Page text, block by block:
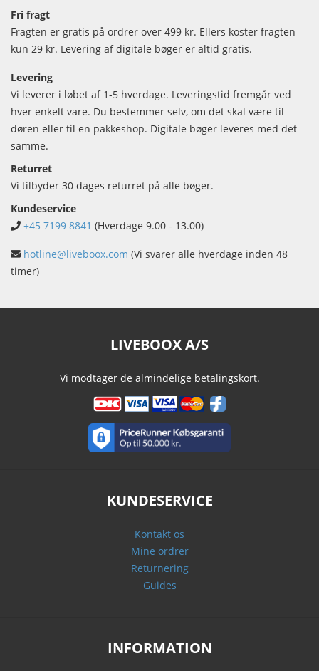
Fri fragt
Fragten er gratis på ordrer over 499 kr. Ellers koster fragten
kun 29 kr. Levering af digitale bøger er altid gratis.
Levering
Vi leverer i løbet af 1-5 hverdage. Leveringstid fremgår ved
hver enkelt vare. Du bestemmer selv, om det skal være til
døren eller til en pakkeshop. Digitale bøger leveres med det
samme.
Returret
Vi tilbyder 30 dages returret på alle bøger.
Kundeservice
+45 7199 8841 (Hverdage 9.00 - 13.00)
hotline@liveboox.com (Vi svarer alle hverdage inden 48
timer)
LIVEBOOX A/S
Vi modtager de almindelige betalingskort.
KUNDESERVICE
Kontakt os
Mine ordrer
Returnering
Guides
INFORMATION